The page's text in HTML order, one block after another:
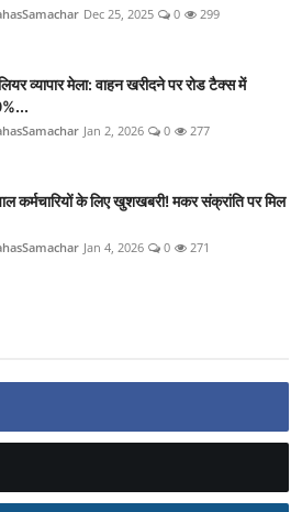
Dec 25, 2025 0 299
व्यापार मेला: वाहन खरीदने पर रोड टैक्स में
Jan 2, 2026 0 277
कर्मचारियों के लिए खुशखबरी! मकर संक्रांति पर मिल
Jan 4, 2026 0 271